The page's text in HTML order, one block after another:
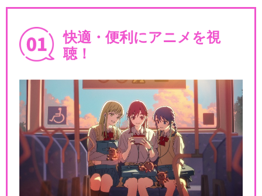
快適・便利にアニメを視
聴！